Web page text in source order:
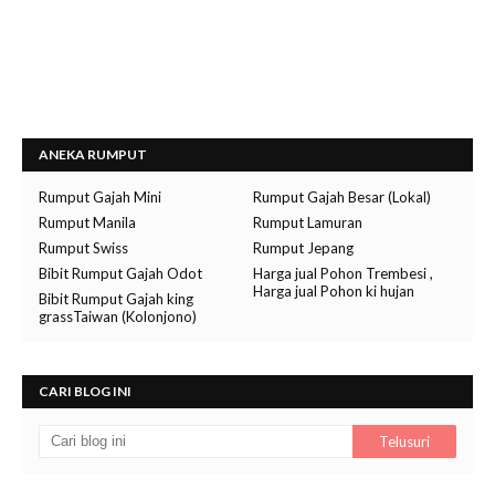
ANEKA RUMPUT
Rumput Gajah Mini
Rumput Gajah Besar (Lokal)
Rumput Manila
Rumput Lamuran
Rumput Swiss
Rumput Jepang
Bibit Rumput Gajah Odot
Harga jual Pohon Trembesi ,
Harga jual Pohon ki hujan
Bibit Rumput Gajah king
grassTaiwan (Kolonjono)
CARI BLOG INI